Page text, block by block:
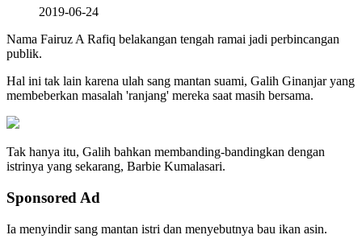
2019-06-24
Nama Fairuz A Rafiq belakangan tengah ramai jadi perbincangan
publik.
Hal ini tak lain karena ulah sang mantan suami, Galih Ginanjar yang
membeberkan masalah 'ranjang' mereka saat masih bersama.
Tak hanya itu, Galih bahkan membanding-bandingkan dengan
istrinya yang sekarang, Barbie Kumalasari.
Sponsored Ad
Ia menyindir sang mantan istri dan menyebutnya bau ikan asin.